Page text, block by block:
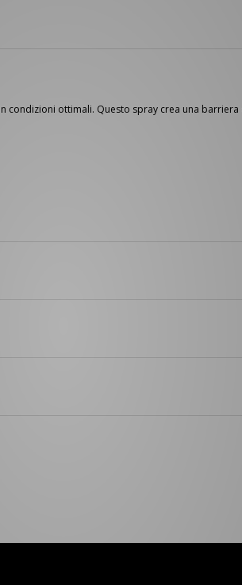
condizioni ottimali. Questo spray crea una